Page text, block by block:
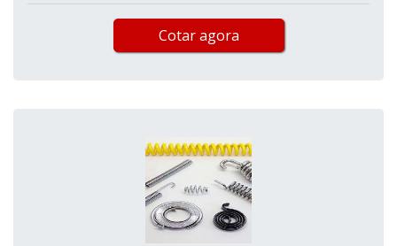
Cotar agora